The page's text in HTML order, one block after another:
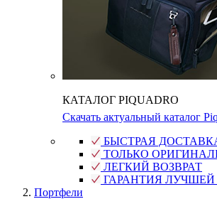
КАТАЛОГ PIQUADRO
Скачать актуальный каталог
БЫСТРАЯ
ТОЛЬКО
ЛЕГКИЙ ВОЗВРАТ
ГАРАНТИЯ
Портфели